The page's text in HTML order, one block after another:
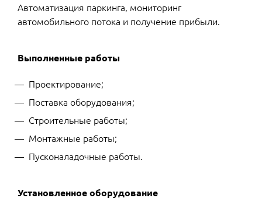
Автоматизация паркинга, мониторинг
автомобильного потока и получение прибыли.
Выполненные работы
Проектирование;
Поставка оборудования;
Строительные работы;
Монтажные работы;
Пусконаладочные работы.
Установленное оборудование